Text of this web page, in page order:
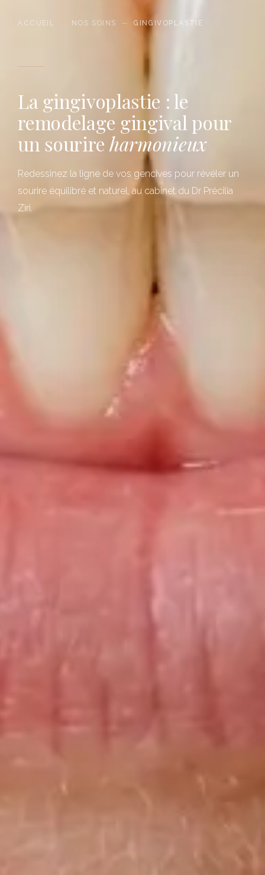
ACCUEIL NOS SOINS — GINGIVOPLASTIE
La gingivoplastie : le
remodelage gingival pour
un sourire harmonieux
Redessinez la ligne de vos gencives pour révéler un
sourire équilibré et naturel, au cabinet du Dr Précilia
Ziri.